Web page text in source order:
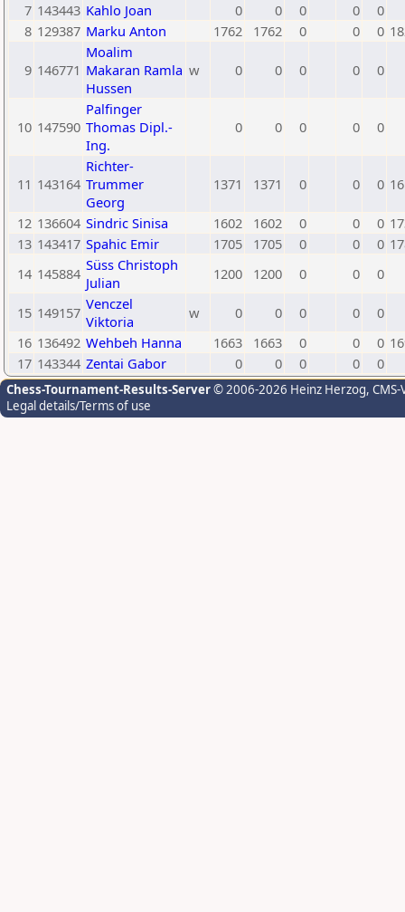
7 143443 Kahlo Joan 0 0 0 0
0
8 129387 Marku Anton 1762 1762 0 0 0
9 146771
Moalim
Makaran Ramla
Hussen
w 0 0 0 0 0
10 147590
Palfinger
Thomas Dipl.-
Ing.
0 0 0 0 0
11 143164
Richter-
Trummer
Georg
1371 1371 0 0 0
12 136604 Sindric Sinisa 1602 1602 0 0 0
13 143417 Spahic Emir 1705 1705 0 0 0
14 145884 Süss Christoph
Julian
1200 1200 0 0 0
15 149157 Venczel
Viktoria
w 0 0 0 0
0
16 136492 Wehbeh Hanna 1663 1663 0 0 0
17 143344 Zentai Gabor 0 0 0 0 0
Chess-Tournament-Results-Server© 2006-2026 Heinz Herzog,
Legal details/Terms of use